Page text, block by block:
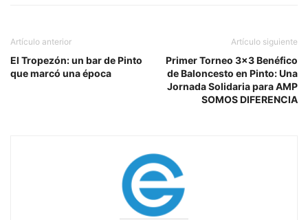
Artículo anterior
El Tropezón: un bar de Pinto
que marcó una época
Artículo siguiente
Primer Torneo 3×3 Benéfico
de Baloncesto en Pinto: Una
Jornada Solidaria para AMP
SOMOS DIFERENCIA